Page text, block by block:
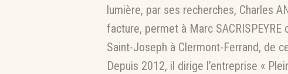
lumière, par ses recherches, Charles
facture, permet à Marc
Saint-Joseph à Clermont-Ferrand, de
Depuis 2012, il dirige l’entreprise «